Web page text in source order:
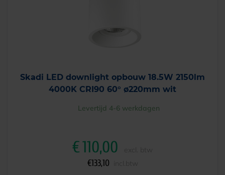
Skadi LED downlight opbouw 18.5W 2150lm
4000K CRI90 60° ø220mm wit
Levertijd 4-6 werkdagen
€110,00
€133,10